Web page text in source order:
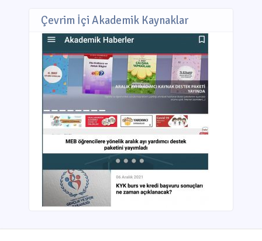
Çevrim İçi Akademik Kaynaklar